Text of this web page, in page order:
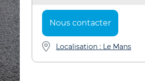
Nous contacter
Localisation : Le Mans